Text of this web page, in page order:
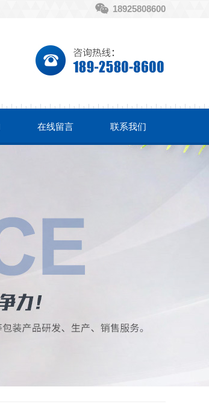
18925808600
在线留言 联系我们